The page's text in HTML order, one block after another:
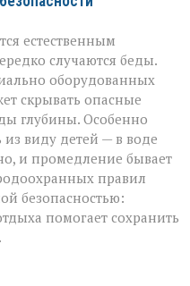
естественным
случаются беды.
оборудованных
скрывать опасные
глубины. Особенно
из виду детей — в воде
и промедление бывает
правил
безопасностью:
помогает сохранить